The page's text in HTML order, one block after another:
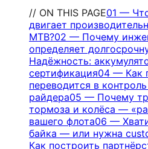
// ON THIS PAGE01 —
двигает
MTB?02 — Почему
определяет
Надёжность:
сертификация04 — Как
переводится в
райдера05 — Почему
тормоза и колёса —
вашего флота06 —
байка — или нужна
Как построить